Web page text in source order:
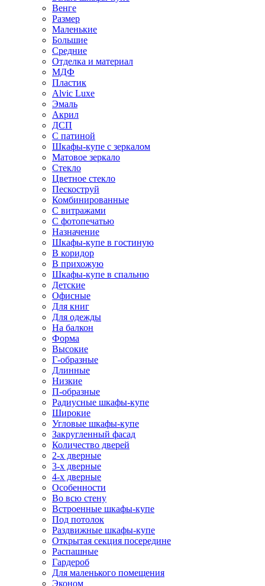
Венге
Размер
Маленькие
Большие
Средние
Отделка и материал
МДФ
Пластик
Alvic Luxe
Эмаль
Акрил
ДСП
С патиной
Шкафы-купе с зеркалом
Матовое зеркало
Стекло
Цветное стекло
Пескоструй
Комбинированные
С витражами
С фотопечатью
Назначение
Шкафы-купе в гостиную
В коридор
В прихожую
Шкафы-купе в спальню
Детские
Офисные
Для книг
Для одежды
На балкон
Форма
Высокие
Г-образные
Длинные
Низкие
П-образные
Радиусные шкафы-купе
Широкие
Угловые шкафы-купе
Закругленный фасад
Количество дверей
2-х дверные
3-х дверные
4-х дверные
Особенности
Во всю стену
Встроенные шкафы-купе
Под потолок
Раздвижные шкафы-купе
Открытая секция посередине
Распашные
Гардероб
Для маленького помещения
Эконом